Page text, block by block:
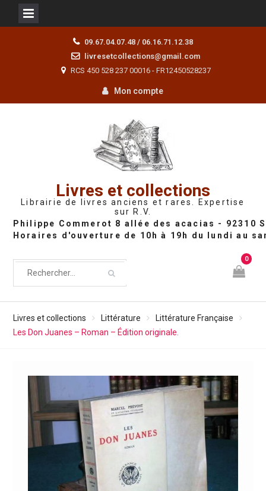
09.67.04.07.48 / 06.16.71.12.38
livresetcollections@gmail.com
RCS 450 528 237 00016 - FR12450528237
Mon compte
Livres et collections
Librairie de livres anciens et rares. Expertise
sur R.V.
0
Livres et collections Littérature
Littérature Française
Les Don Juanes – Roman – Édition originale.